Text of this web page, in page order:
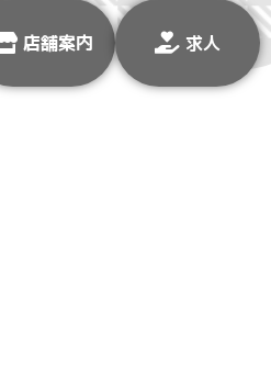
店舗案内 求人